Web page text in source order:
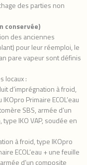
des parties non
conservée)
des anciennes
pour leur réemploi, le
pare vapeur sont définis
locaux :
d’imprégnation à froid,
Primaire ECOL’eau
SBS, armée d’un
IKO VAP, soudée en
à froid, type IKOpro
ECOL’eau + une feuille
d’un composite